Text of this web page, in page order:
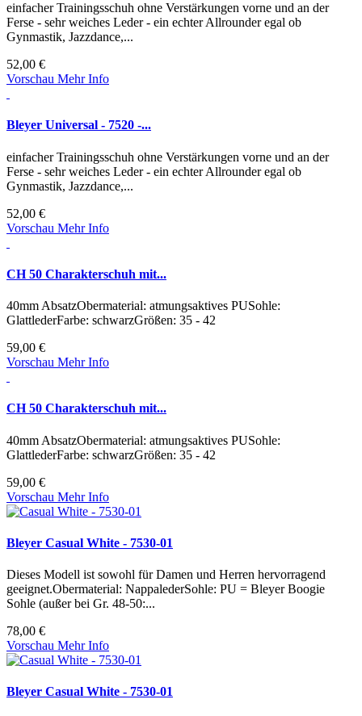
einfacher Trainingsschuh ohne Verstärkungen vorne und an der
Ferse - sehr weiches Leder - ein echter Allrounder egal ob
Gynmastik, Jazzdance,...
52,00 €
Vorschau Mehr Info
Bleyer Universal - 7520 -...
einfacher Trainingsschuh ohne Verstärkungen vorne und an der
Ferse - sehr weiches Leder - ein echter Allrounder egal ob
Gynmastik, Jazzdance,...
52,00 €
Vorschau Mehr Info
CH 50 Charakterschuh mit...
40mm AbsatzObermaterial: atmungsaktives PUSohle:
GlattlederFarbe: schwarzGrößen: 35 - 42
59,00 €
Vorschau Mehr Info
CH 50 Charakterschuh mit...
40mm AbsatzObermaterial: atmungsaktives PUSohle:
GlattlederFarbe: schwarzGrößen: 35 - 42
59,00 €
Vorschau Mehr Info
Bleyer Casual White - 7530-01
Dieses Modell ist sowohl für Damen und Herren hervorragend
geeignet.Obermaterial: NappalederSohle: PU = Bleyer Boogie
Sohle (außer bei Gr. 48-50:...
78,00 €
Vorschau Mehr Info
Bleyer Casual White - 7530-01